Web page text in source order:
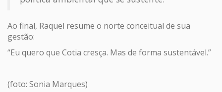
Ao final, Raquel resume o norte conceitual de sua
gestão:
“Eu quero que Cotia cresça. Mas de forma sustentável.”
(foto: Sonia Marques)